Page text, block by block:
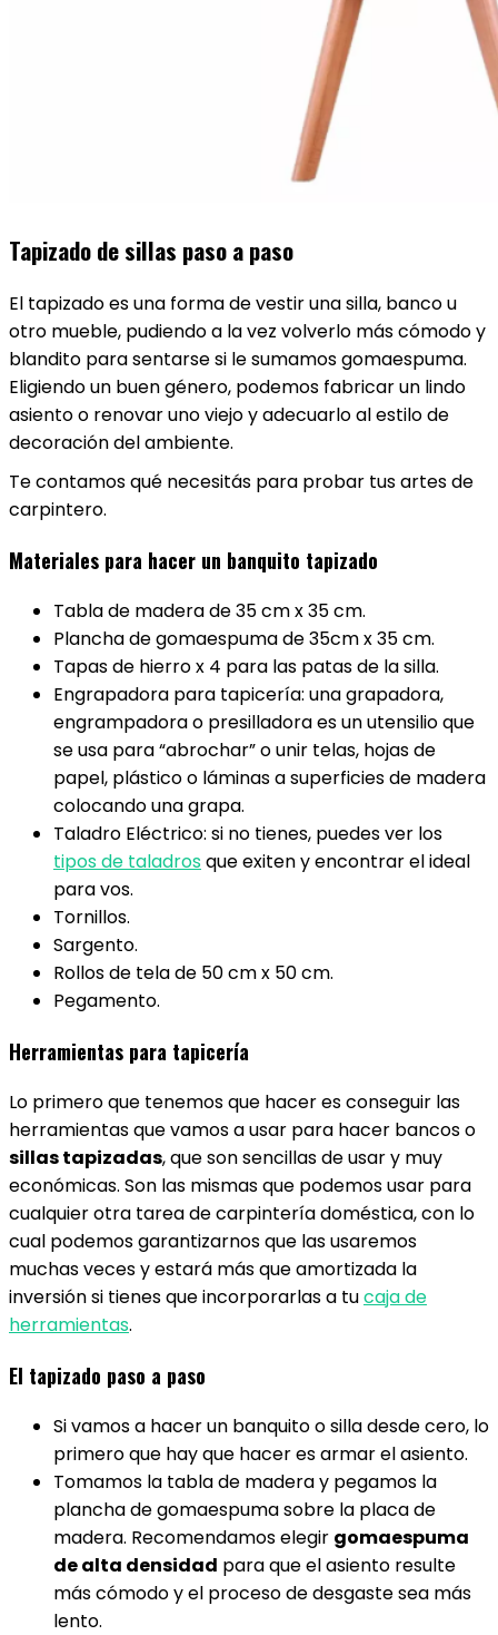
Tapizado de sillas paso a paso
El tapizado es una forma de vestir una silla, banco u
otro mueble, pudiendo a la vez volverlo más cómodo y
blandito para sentarse si le sumamos gomaespuma.
Eligiendo un buen género, podemos fabricar un lindo
asiento o renovar uno viejo y adecuarlo al estilo de
decoración del ambiente.
Te contamos qué necesitás para probar tus artes de
carpintero.
Materiales para hacer un banquito tapizado
Tabla de madera de 35 cm x 35 cm.
Plancha de gomaespuma de 35cm x 35 cm.
Tapas de hierro x 4 para las patas de la silla.
Engrapadora para tapicería: una grapadora,
engrampadora o presilladora es un utensilio que
se usa para “abrochar” o unir telas, hojas de
papel, plástico o láminas a superficies de madera
colocando una grapa.
Taladro Eléctrico: si no tienes, puedes ver los
tipos de taladrosque exiten y encontrar el ideal
para vos.
Tornillos.
Sargento.
Rollos de tela de 50 cm x 50 cm.
Pegamento.
Herramientas para tapicería
Lo primero que tenemos que hacer es conseguir las
herramientas que vamos a usar para hacer bancos o
sillas tapizadas, que son sencillas de usar y muy
económicas. Son las mismas que podemos usar para
cualquier otra tarea de carpintería doméstica, con lo
cual podemos garantizarnos que las usaremos
muchas veces y estará más que amortizada la
inversión si tienes que incorporarlas a tucaja de
herramientas.
El tapizado paso a paso
Si vamos a hacer un banquito o silla desde cero, lo
primero que hay que hacer es armar el asiento.
Tomamos la tabla de madera y pegamos la
plancha de gomaespuma sobre la placa de
madera. Recomendamos elegir gomaespuma
de alta densidad para que el asiento resulte
más cómodo y el proceso de desgaste sea más
lento.